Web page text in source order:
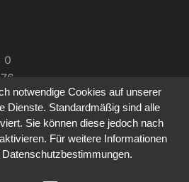
0
notwendige Cookies auf unserer
Dienste. Standardmäßig sind alle
Sie können diese jedoch nach
Für weitere Informationen